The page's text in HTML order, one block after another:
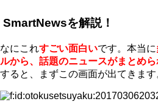
SmartNewsを解説！
なにこれすごい面白いです。本当に
ルから、話題のニュースがまとめら
すると、まずこの画面が出てきます